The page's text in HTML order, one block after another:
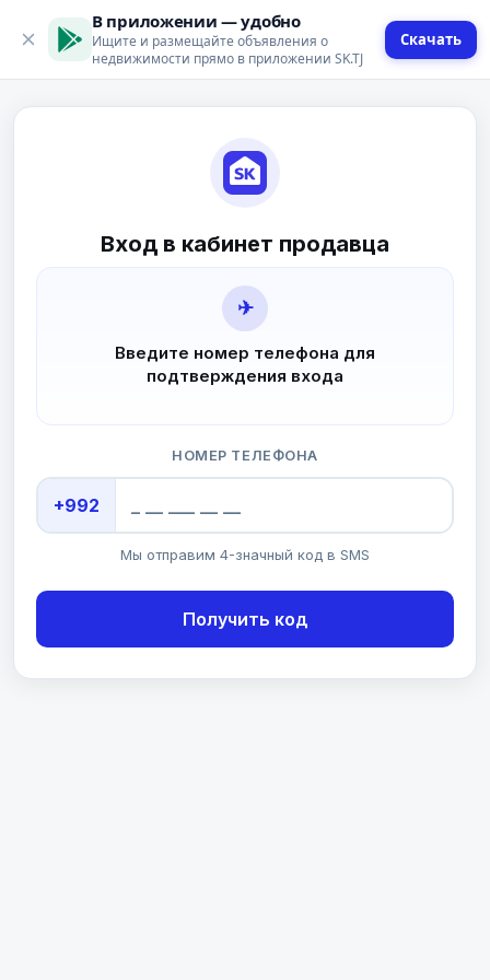
В приложении — удобно
Ищите и размещайте объявления о
недвижимости прямо в приложении SK.TJ
Скачать
Вход в кабинет продавца
✈
Введите номер телефона для
подтверждения входа
НОМЕР ТЕЛЕФОНА
+992
Мы отправим 4-значный код в SMS
Получить код